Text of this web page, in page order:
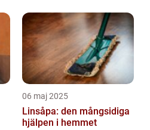
06 maj 2025
Linsåpa: den mångsidiga
hjälpen i hemmet